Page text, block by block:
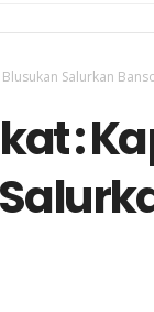
Salurkan
: